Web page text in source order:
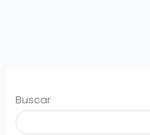
Buscar